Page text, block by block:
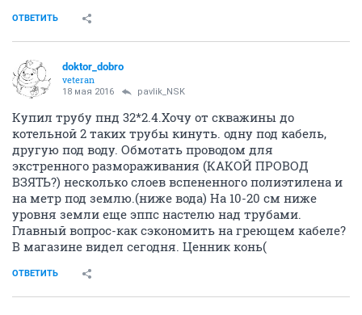
ОТВЕТИТЬ
doktor_dobro
veteran
18 мая 2016 pavlik_NSK
Купил трубу пнд 32*2.4.Хочу от скважины до
котельной 2 таких трубы кинуть. одну под кабель,
другую под воду. Обмотать проводом для
экстренного размораживания (КАКОЙ ПРОВОД
ВЗЯТЬ?) несколько слоев вспененного полиэтилена и
на метр под землю.(ниже вода) На 10-20 см ниже
уровня земли еще эппс настелю над трубами.
Главный вопрос-как сэкономить на греющем кабеле?
В магазине видел сегодня. Ценник конь(
ОТВЕТИТЬ